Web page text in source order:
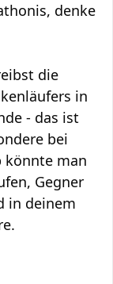
denke
die
in
- das ist
bei
könnte man
Gegner
in deinem